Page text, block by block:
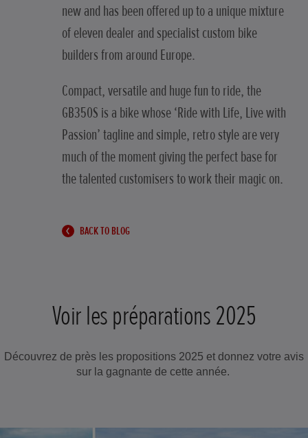
new and has been offered up to a unique mixture
of eleven dealer and specialist custom bike
builders from around Europe.
Compact, versatile and huge fun to ride, the
GB350S is a bike whose ‘Ride with Life, Live with
Passion’ tagline and simple, retro style are very
much of the moment giving the perfect base for
the talented customisers to work their magic on.
BACK TO BLOG
Voir les préparations 2025
Découvrez de près les propositions 2025 et donnez votre avis
sur la gagnante de cette année.